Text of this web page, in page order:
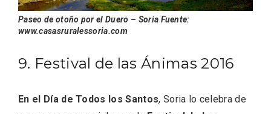
Paseo de otoño por el Duero – Soria Fuente:
www.casasruralessoria.com
9. Festival de las Ánimas 2016
En el Día de Todos los Santos, Soria lo celebra de